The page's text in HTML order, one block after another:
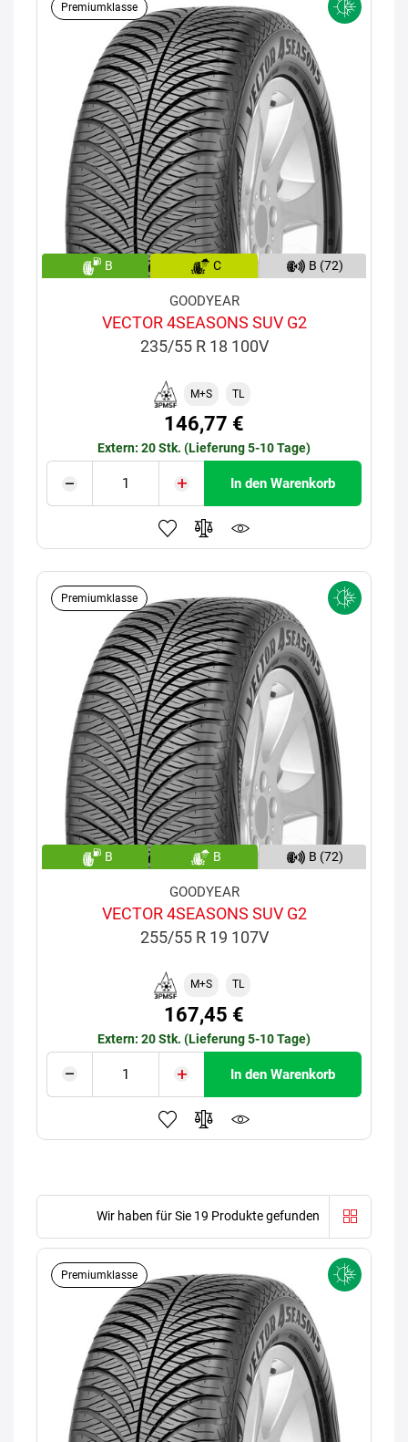
Premiumklasse
B C B (72)
GOODYEAR
VECTOR 4SEASONS SUV G2
235/55 R 18 100V
M+S TL
146,77 €
Extern: 20 Stk. (Lieferung 5-10 Tage)
In den Warenkorb
Premiumklasse
B B B (72)
GOODYEAR
VECTOR 4SEASONS SUV G2
255/55 R 19 107V
M+S TL
167,45 €
Extern: 20 Stk. (Lieferung 5-10 Tage)
In den Warenkorb
Wir haben für Sie 19 Produkte gefunden
Premiumklasse